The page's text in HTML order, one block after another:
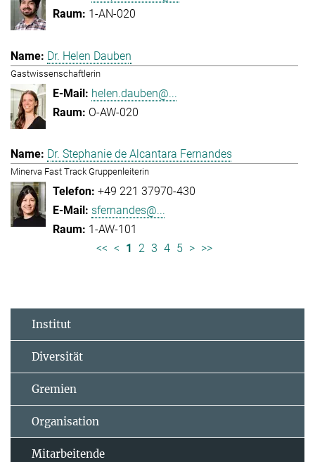
1-AN-020
Dr. Helen Dauben
Gastwissenschaftlerin
helen.dauben@...
O-AW-020
Dr. Stephanie de Alcantara Fernandes
Minerva Fast Track Gruppenleiterin
+49 221 37970-430
sfernandes@...
1-AW-101
<< < 1 2 3 4 5 > >>
Institut
Diversität
Gremien
Organisation
Mitarbeitende